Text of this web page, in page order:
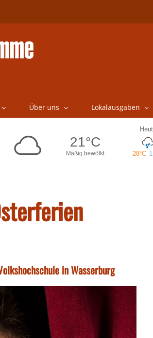
Über uns Lokalausgaben
in Wasserburg